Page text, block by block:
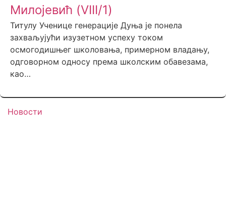
Милојевић (VIII/1)
Титулу Ученице генерације Дуња је понела
захваљујући изузетном успеху током
осмогодишњег школовања, примерном владању,
одговорном односу према школским обавезама,
као…
Новости